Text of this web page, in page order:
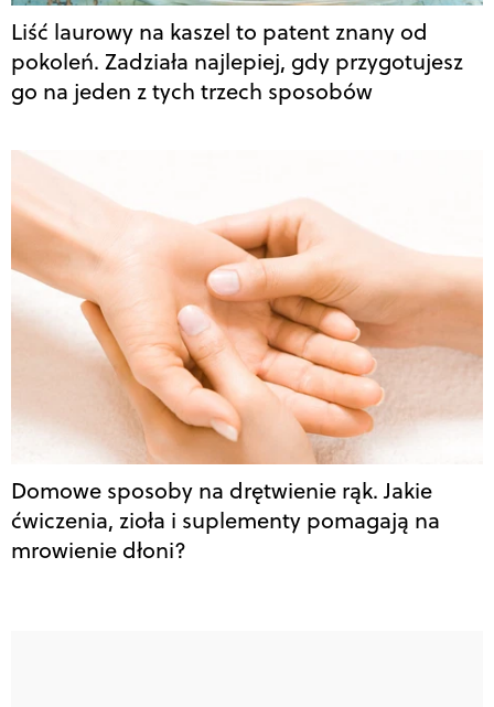
Liść laurowy na kaszel to patent znany od
pokoleń. Zadziała najlepiej, gdy przygotujesz
go na jeden z tych trzech sposobów
Domowe sposoby na drętwienie rąk. Jakie
ćwiczenia, zioła i suplementy pomagają na
mrowienie dłoni?